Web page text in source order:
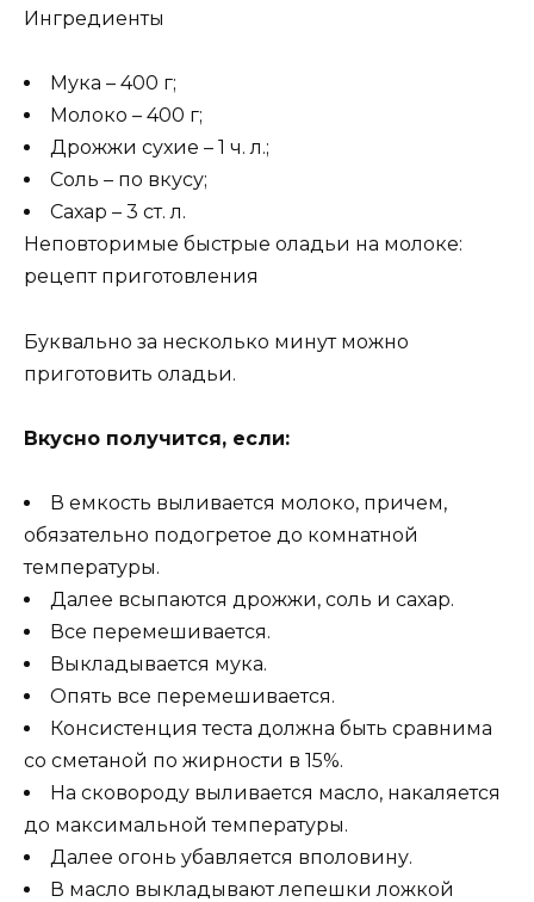
Ингредиенты
Мука – 400 г;
Молоко – 400 г;
Дрожжи сухие – 1 ч. л.;
Соль – по вкусу;
Сахар – 3 ст. л.
Неповторимые быстрые оладьи на молоке:
рецепт приготовления
Буквально за несколько минут можно
приготовить оладьи.
Вкусно получится, если:
В емкость выливается молоко, причем,
обязательно подогретое до комнатной
температуры.
Далее всыпаются дрожжи, соль и сахар.
Все перемешивается.
Выкладывается мука.
Опять все перемешивается.
Консистенция теста должна быть сравнима
со сметаной по жирности в 15%.
На сковороду выливается масло, накаляется
до максимальной температуры.
Далее огонь убавляется вполовину.
В масло выкладывают лепешки ложкой